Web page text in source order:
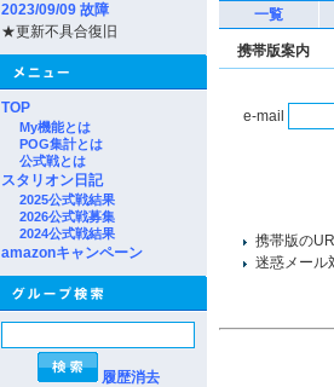
2023/09/09 故障
★更新不具合復旧
TOP
My機能とは
POG集計とは
公式戦とは
スタリオン日記
2025公式戦結果
2026公式戦募集
2024公式戦結果
amazonキャンペーン
履歴消去
一覧
携帯版案内
e-mail
携帯版の
迷惑メール